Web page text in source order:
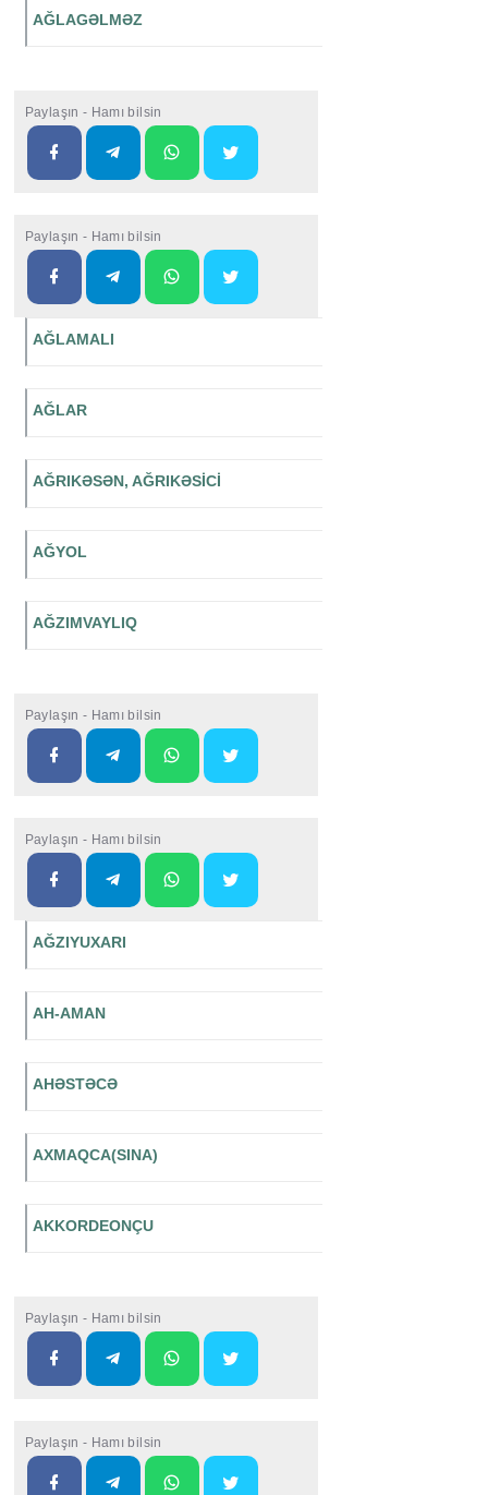
AĞLAGƏLMƏZ
Paylaşın - Hamı bilsin
Paylaşın - Hamı bilsin
AĞLAMALI
AĞLAR
AĞRIKƏSƏN, AĞRIKƏSİCİ
AĞYOL
AĞZIMVAYLIQ
Paylaşın - Hamı bilsin
Paylaşın - Hamı bilsin
AĞZIYUXARI
AH-AMAN
AHƏSTƏCƏ
AXMAQCA(SINA)
AKKORDEONÇU
Paylaşın - Hamı bilsin
Paylaşın - Hamı bilsin